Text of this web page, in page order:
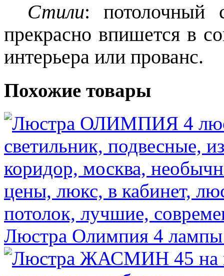
Стили: потолочный
прекрасно впишется в
интерьера или прованс.
Похожие товары
Люстра Олимпия 4 лампы